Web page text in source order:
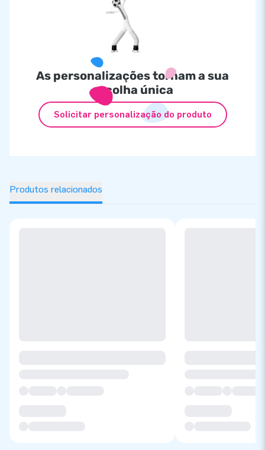
As personalizações tornam a sua
escolha única
Solicitar personalização do produto
Produtos relacionados